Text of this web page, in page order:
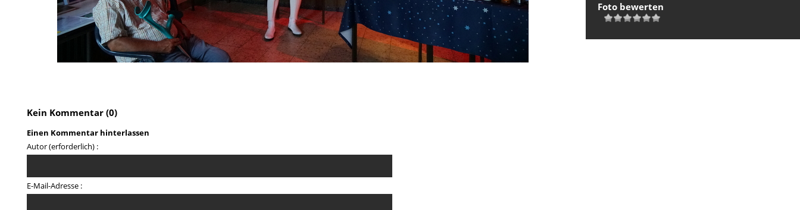
Foto bewerten
Kein Kommentar (0)
Einen Kommentar hinterlassen
Autor (erforderlich) :
E-Mail-Adresse :